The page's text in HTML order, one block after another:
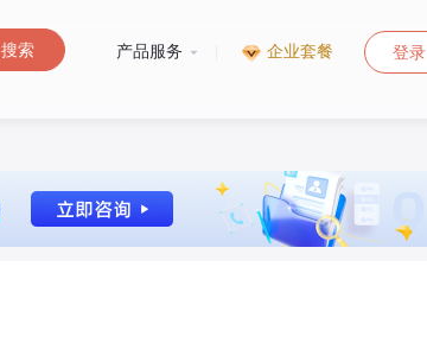
搜索 产品服务 企业套餐 登录